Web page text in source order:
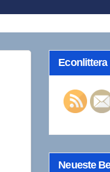
Econlittera
Neueste